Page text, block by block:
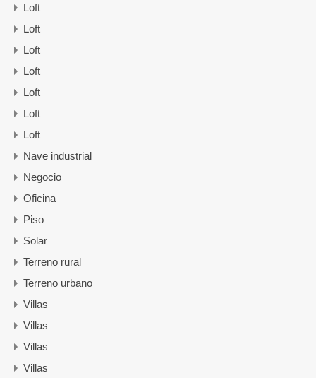
Loft
Loft
Loft
Loft
Loft
Loft
Loft
Nave industrial
Negocio
Oficina
Piso
Solar
Terreno rural
Terreno urbano
Villas
Villas
Villas
Villas